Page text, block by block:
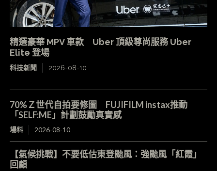
精選豪華 MPV 車款 Uber 頂級尊尚服務 Uber
Elite 登場
科技新聞 2026-08-10
70%Ｚ世代自拍要修圖 FUJIFILM instax推動
「SELF:ME」計劃鼓勵真實感
場料 2026-08-10
【氣候挑戰】不要低估東登颱風：強颱風「紅霞」
回顧